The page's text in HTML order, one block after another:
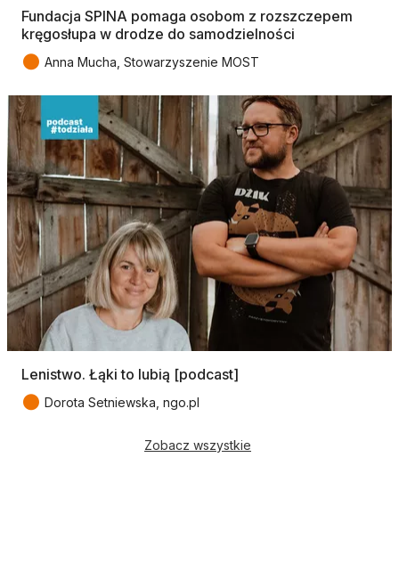
Fundacja SPINA pomaga osobom z rozszczepem
kręgosłupa w drodze do samodzielności
● Anna Mucha, Stowarzyszenie MOST
Lenistwo. Łąki to lubią [podcast]
● Dorota Setniewska, ngo.pl
Zobacz wszystkie